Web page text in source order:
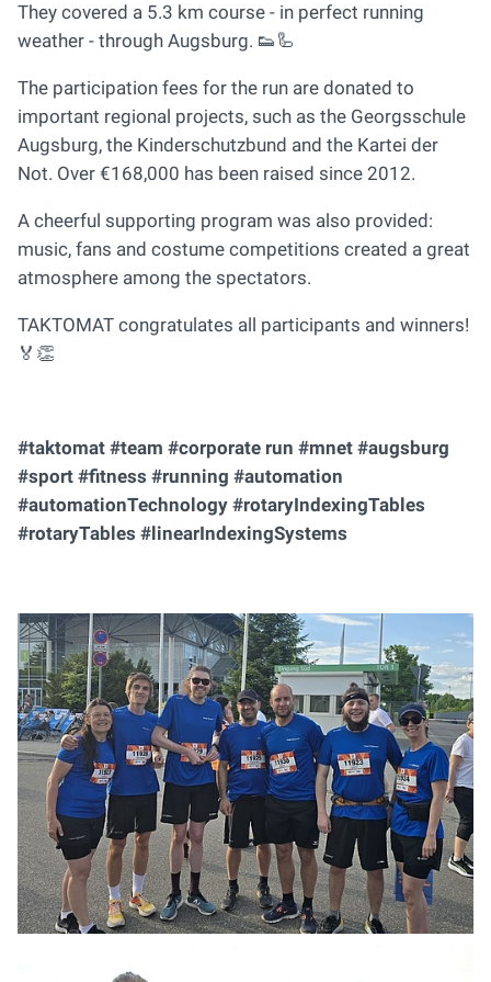
They covered a 5.3 km course - in perfect running
weather - through Augsburg. 👟🦾
The participation fees for the run are donated to
important regional projects, such as the Georgsschule
Augsburg, the Kinderschutzbund and the Kartei der
Not. Over €168,000 has been raised since 2012.
A cheerful supporting program was also provided:
music, fans and costume competitions created a great
atmosphere among the spectators.
TAKTOMAT congratulates all participants and winners!
🏅👏
#taktomat #team #corporate run #mnet #augsburg
#sport #fitness #running #automation
#automationTechnology #rotaryIndexingTables
#rotaryTables #linearIndexingSystems